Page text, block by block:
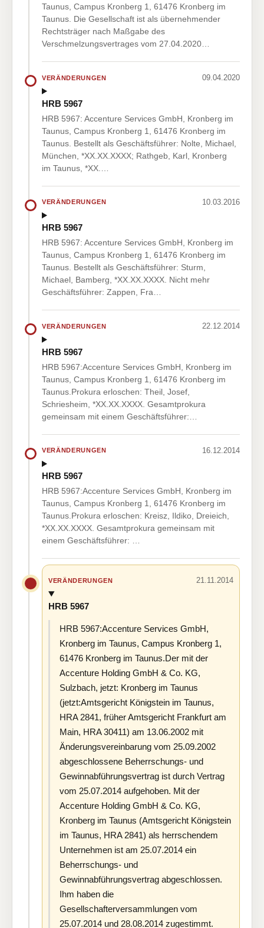
Taunus, Campus Kronberg 1, 61476 Kronberg im
Taunus. Die Gesellschaft ist als übernehmender
Rechtsträger nach Maßgabe des
Verschmelzungsvertrages vom 27.04.2020…
VERÄNDERUNGEN 09.04.2020
HRB 5967
HRB 5967: Accenture Services GmbH, Kronberg im
Taunus, Campus Kronberg 1, 61476 Kronberg im
Taunus. Bestellt als Geschäftsführer: Nolte, Michael,
München, *XX.XX.XXXX; Rathgeb, Karl, Kronberg
im Taunus, *XX.…
VERÄNDERUNGEN 10.03.2016
HRB 5967
HRB 5967: Accenture Services GmbH, Kronberg im
Taunus, Campus Kronberg 1, 61476 Kronberg im
Taunus. Bestellt als Geschäftsführer: Sturm,
Michael, Bamberg, *XX.XX.XXXX. Nicht mehr
Geschäftsführer: Zappen, Fra…
VERÄNDERUNGEN 22.12.2014
HRB 5967
HRB 5967:Accenture Services GmbH, Kronberg im
Taunus, Campus Kronberg 1, 61476 Kronberg im
Taunus.Prokura erloschen: Theil, Josef,
Schriesheim, *XX.XX.XXXX. Gesamtprokura
gemeinsam mit einem Geschäftsführer:…
VERÄNDERUNGEN 16.12.2014
HRB 5967
HRB 5967:Accenture Services GmbH, Kronberg im
Taunus, Campus Kronberg 1, 61476 Kronberg im
Taunus.Prokura erloschen: Kreisz, Ildiko, Dreieich,
*XX.XX.XXXX. Gesamtprokura gemeinsam mit
einem Geschäftsführer: …
VERÄNDERUNGEN 21.11.2014
HRB 5967
HRB 5967:Accenture Services GmbH,
Kronberg im Taunus, Campus Kronberg 1,
61476 Kronberg im Taunus.Der mit der
Accenture Holding GmbH & Co. KG,
Sulzbach, jetzt: Kronberg im Taunus
(jetzt:Amtsgericht Königstein im Taunus,
HRA 2841, früher Amtsgericht Frankfurt am
Main, HRA 30411) am 13.06.2002 mit
Änderungsvereinbarung vom 25.09.2002
abgeschlossene Beherrschungs- und
Gewinnabführungsvertrag ist durch Vertrag
vom 25.07.2014 aufgehoben. Mit der
Accenture Holding GmbH & Co. KG,
Kronberg im Taunus (Amtsgericht Königstein
im Taunus, HRA 2841) als herrschendem
Unternehmen ist am 25.07.2014 ein
Beherrschungs- und
Gewinnabführungsvertrag abgeschlossen.
Ihm haben die
Gesellschafterversammlungen vom
25.07.2014 und 28.08.2014 zugestimmt.